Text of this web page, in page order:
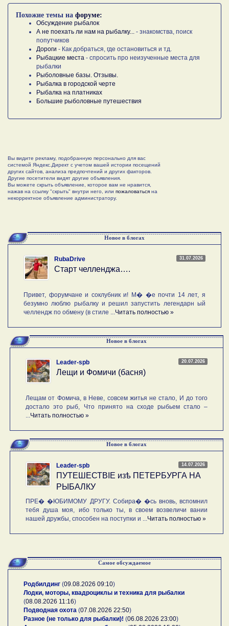
Похожие темы на форуме:
Обсуждение рыбалок
А не поехать ли нам на рыбалку...
- знакомства, поиск
попутчиков
Дороги - Как добраться, где остановиться и тд.
Рыбацкие места - спросить про неизученные места для
рыбалки
Рыболовные базы. Отзывы.
Рыбалка в городской черте
Рыбалка на платниках
Большие рыболовные путешествия
Вы видите рекламу, подобранную персонально для вас
системой Яндекс.Директ с учетом вашей истории посещений
других сайтов, анализа предпочтений и других факторов.
Другие посетители видят другие объявления.
Вы можете скрыть объявление, которое вам не нравится,
нажав на ссылку "скрыть" внутри него, или пожаловаться на
некорректное объявление администратору.
Новое в блогах
31.07.2026
RubaDrive
Старт челленджа….
Привет, форумчане и соклубник и! М� �е почти 14 лет, я
безумно люблю рыбалку и решил запустить легендарн ый
челлендж по обмену (в стиле ... Читать полностью »
Новое в блогах
20.07.2026
Leader-spb
Лещи и Фомичи (басня)
Лещам от Фомича, в Неве, совсем житья не стало, И до того
достало это рыб, Что принято на сходе рыбьем стало –
Читать полностью »
Новое в блогах
14.07.2026
Leader-spb
ПУТЕШЕСТВIE изѣ ПЕТЕРБУРГА НА
РЫБАЛКУ
ПРЕ� �ЮБИМОМУ ДРУГУ. Собира� �сь вновь, вспомнил
тебя душа моя, ибо только ты, в своем возвеличи вании
нашей дружбы, способен на поступки и ... Читать полностью »
Самое обсуждаемое
Родбилдинг (09.08.2026 09:10)
Лодки, моторы, квадроциклы и техника для рыбалки
(08.08.2026 11:16)
Подводная охота (07.08.2026 22:50)
Разное (не только для рыбалки)! (06.08.2026 23:00)